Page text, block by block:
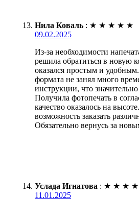
Нила Коваль : ★ ★ ★ ★ ★
09.02.2025
Из-за необходимости
решила обратиться в новую
оказался простым и
формата не занял много
инструкции, что значительно
Получила фотопечать в
качество оказалось на
возможность заказать
Обязательно вернусь за
Услада Игнатова : ★ ★ ★ ★
11.01.2025